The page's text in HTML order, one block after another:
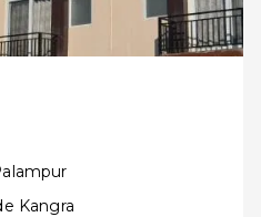
Kangra